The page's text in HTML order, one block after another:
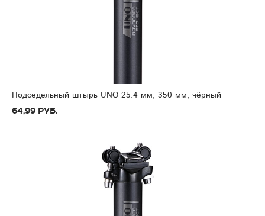
Подседельный штырь UNO 25.4 мм, 350 мм, чёрный
64,99 руб.